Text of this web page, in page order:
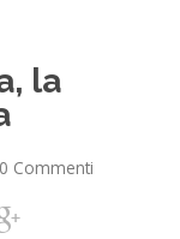
la
0 Commenti